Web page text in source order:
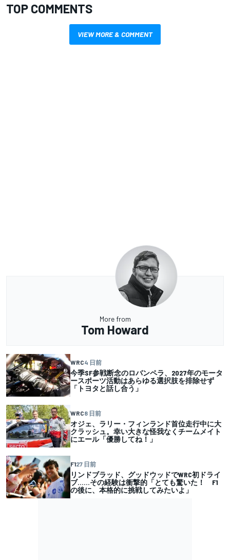
TOP COMMENTS
VIEW MORE & COMMENT
More from
Tom Howard
WRC4 日前
今季SF参戦断念のロバンペラ、2027年のモータ
ースポーツ活動はあらゆる選択肢を排除せず
「トヨタと話し合う」
WRC8 日前
オジェ、ラリー・フィンランド首位走行中に大
クラッシュ。幸い大きな怪我なくチームメイト
にエール「優勝してね！」
F127 日前
リンドブラッド、グッドウッドでWRC初ドライ
ブ……その経験は衝撃的「とても驚いた！ F1
の後に、本格的に挑戦してみたいよ」